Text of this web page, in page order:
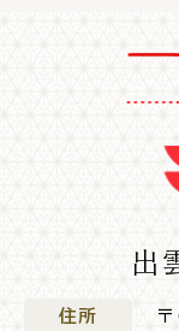
出
住所